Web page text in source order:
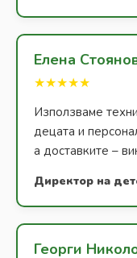
Елена
★★★★★
Използваме
децата и
а доставките –
Директор на
Георги